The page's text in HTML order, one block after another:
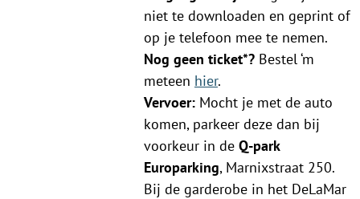
niet te downloaden en geprint of
op je telefoon mee te nemen.
Nog geen ticket*?Bestel ‘m
meteen hier.
Vervoer:Mocht je met de auto
komen, parkeer deze dan bij
voorkeur in deQ-park
Europarking, Marnixstraat 250.
Bij de garderobe in het DeLaMar